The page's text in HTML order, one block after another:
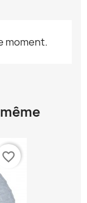
moment.
favorite_border